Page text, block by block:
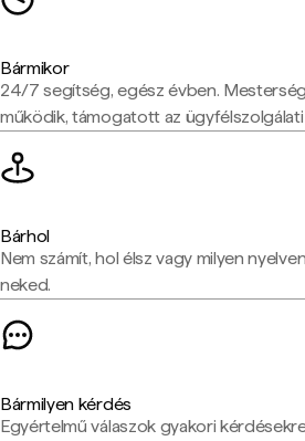
Bármikor
24/7 segítség, egész évben.
működik, támogatott az ügyfélszolgálati
Bárhol
Nem számít, hol élsz vagy milyen
neked.
Bármilyen kérdés
Egyértelmű válaszok gyakori